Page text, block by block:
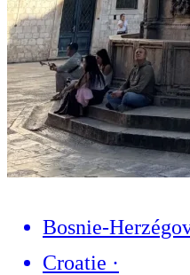
Bosnie-
Croatie ·